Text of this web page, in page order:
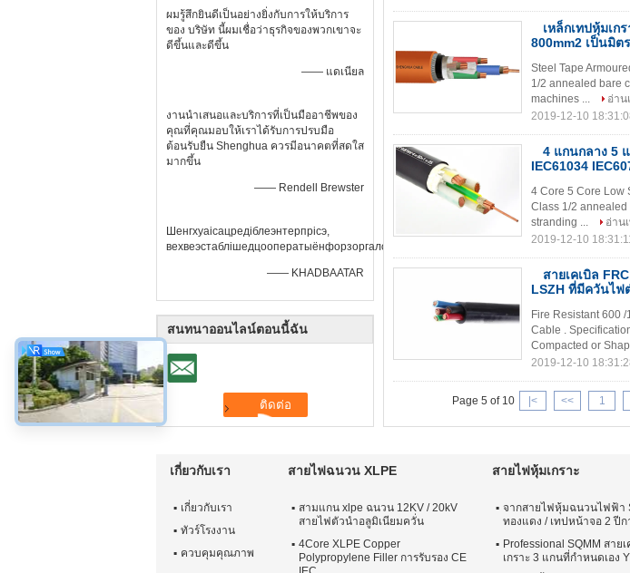
ผมรู้สึกยินดีเป็นอย่างยิ่งกับการให้บริการ
ของ บริษัท นี้ผมเชื่อว่าธุรกิจของพวกเขาจะ
ดีขึ้นและดีขึ้น
—— แดเนียล
งานนำเสนอและบริการที่เป็นมืออาชีพของ
คุณที่คุณมอบให้เราได้รับการปรบมือ
ต้อนรับยืน Shenghua ควรมีอนาคตที่สดใส
มากขึ้น
—— Rendell Brewster
Шенгхуаісацредіблеэнтерпрісэ,
вехвеэстаблішедцооператыёнфорзоргалонгтепол
—— KHADBAATAR
สนทนาออนไลน์ตอนนี้ฉัน
เหล็กเทปหุ้มเก
800mm2 เป็นมิต
Steel Tape
1/2 annealed bare
machines ...
อ่าน
2019-12-10
4 แกนกลาง 5
IEC61034
4 Core 5 Core Low
Class 1/2 annealed
stranding ...
อ่าน
2019-12-10
สายเคเบิล
LSZH ที่มีควันไฟ
Fire Resistant 600
Cable .
Compacted or
2019-12-10
Page 5 of 10 |< << 1
เกี่ยวกับเรา
เกี่ยวกับเรา
ทัวร์โรงงาน
ควบคุมคุณภาพ
สายไฟฉนวน XLPE
สามแกน xlpe ฉนวน 12KV / 20kV
สายไฟตัวนำอลูมิเนียมควั่น
4Core XLPE Copper
Polypropylene Filler การรับรอง CE
สายไฟหุ้มเกราะ
จากสายไฟหุ้มฉนวนไฟฟ้า
ทองแดง / เทปหน้าจอ 2 ปีก
Professional SQMM สาย
เกราะ 3 แกนที่กำหนดเอง